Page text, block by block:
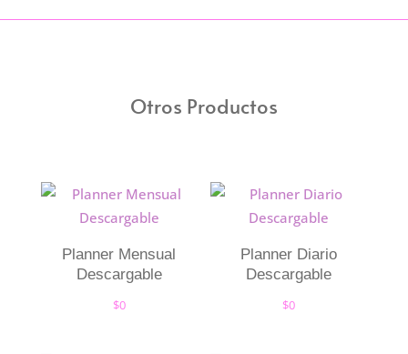
Otros Productos
Planner Mensual
Descargable
$0
Planner Diario
Descargable
$0